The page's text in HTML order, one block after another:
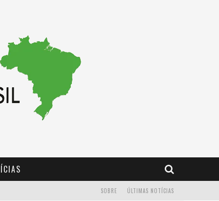
ÚLTIMAS NOTÍCIAS
SOBRE